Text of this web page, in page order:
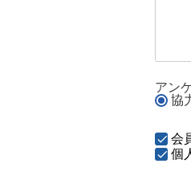
アン
協
会
個